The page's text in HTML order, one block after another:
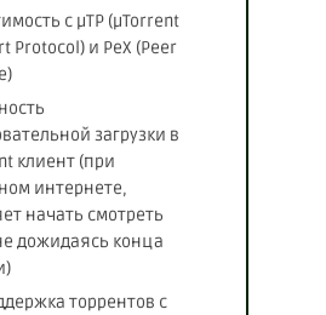
с µTP (µTorrent
Protocol) и PeX (Peer
загрузки в
клиент (при
интернете,
начать смотреть
дожидаясь конца
торрентов с